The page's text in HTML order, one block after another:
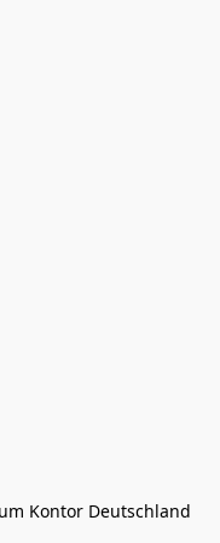
Kontor Deutschland